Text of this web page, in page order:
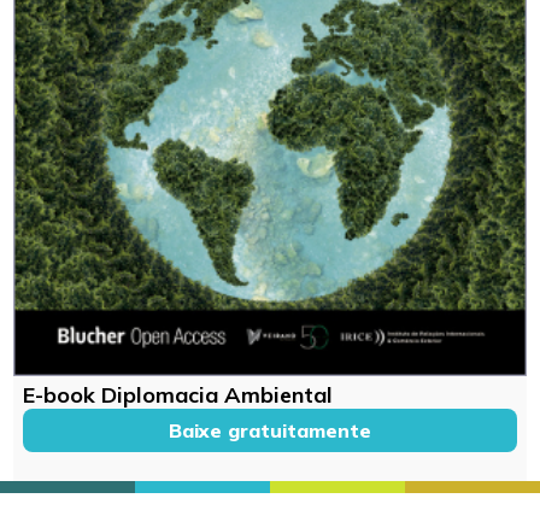
E-book Diplomacia Ambiental
Baixe gratuitamente